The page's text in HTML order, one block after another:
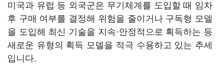
미국과 유럽 등 외국군은 무기체계를 도입할 때 임차
후 구매 여부를 결정해 위험을 줄이거나 구독형 모델
을 도입해 최신 기술을 지속·안정적으로 획득하는 등
새로운 유형의 획득 모델을 적극 수용하고 있는 추세
입니다.